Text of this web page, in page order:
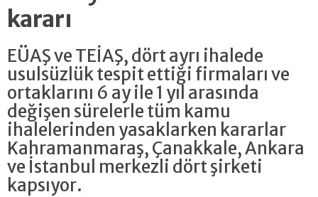
kararı
EÜAŞ ve TEİAŞ, dört ayrı ihalede
usulsüzlük tespit ettiği firmaları ve
ortaklarını 6 ay ile 1 yıl arasında
değişen sürelerle tüm kamu
ihalelerinden yasaklarken kararlar
Kahramanmaraş, Çanakkale, Ankara
ve İstanbul merkezli dört şirketi
kapsıyor.